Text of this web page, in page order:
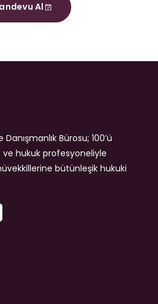
Al
Bürosu; 100’ü
hukuk profesyoneliyle
bütünleşik hukuki